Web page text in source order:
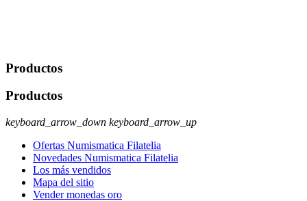
Productos
Productos
keyboard_arrow_down keyboard_arrow_up
Ofertas Numismatica Filatelia
Novedades Numismatica Filatelia
Los más vendidos
Mapa del sitio
Vender monedas oro